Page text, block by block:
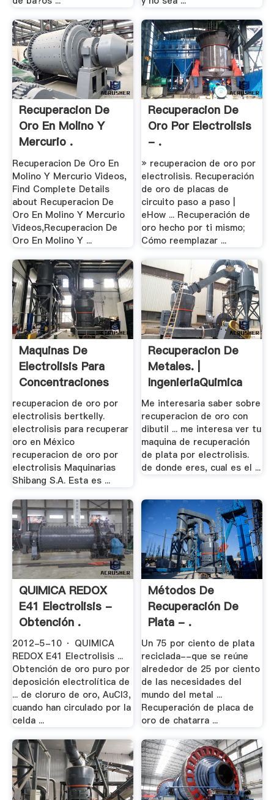
Recuperacion De
Oro En Molino Y
Mercurio .
Recuperacion De Oro En
Molino Y Mercurio Videos,
Find Complete Details
about Recuperacion De
Oro En Molino Y Mercurio
Videos,Recuperacion De
Oro En Molino Y ...
Recuperacion De
Oro Por Electrolisis
- .
» recuperacion de oro por
electrolisis. Recuperación
de oro de placas de
circuito paso a paso |
eHow ... Recuperación de
oro hecho por ti mismo;
Cómo reemplazar ...
Maquinas De
Electrolisis Para
Concentraciones
De .
recuperacion de oro por
electrolisis bertkelly.
electrolisis para recuperar
oro en México
recuperacion de oro por
electrolisis Maquinarias
Shibang S.A. Esta es ...
Recuperacion De
Metales. |
IngenieriaQuimica
Me interesaria saber sobre
recuperacion de oro con
dibutil ... me interesa ver tu
maquina de recuperación
de plata por electrolisis.
de donde eres, cual es el ...
QUIMICA REDOX
E41 Electrolisis -
Obtención .
2012-5-10 · QUIMICA
REDOX E41 Electrolisis ...
Obtención de oro puro por
deposición electrolítica de
... de cloruro de oro, AuCl3,
cuando han circulado por la
celda ...
Métodos De
Recuperación De
Plata - .
Un 75 por ciento de plata
reciclada--que se reúne
alrededor de 25 por ciento
de las necesidades del
mundo del metal ...
Recuperación de placa de
oro de chatarra ...